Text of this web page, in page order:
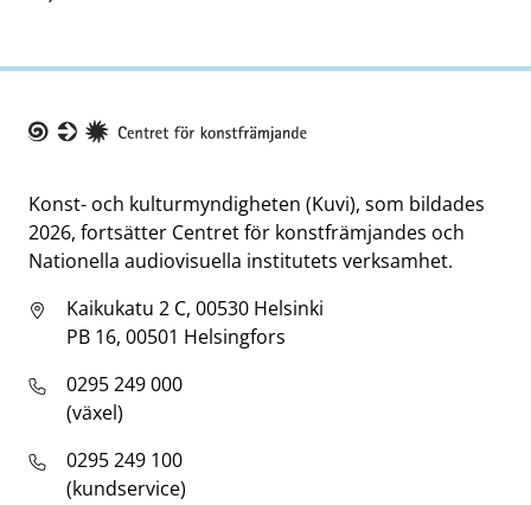
Konst- och kulturmyndigheten (Kuvi), som bildades
2026, fortsätter Centret för konstfrämjandes och
Nationella audiovisuella institutets verksamhet.
Kaikukatu 2 C, 00530 Helsinki
PB 16, 00501 Helsingfors
0295 249 000
(växel)
0295 249 100
(kundservice)